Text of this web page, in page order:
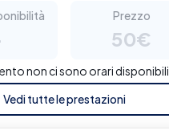
Prezzo
50€
non ci sono orari disponibili
Vedi tutte le prestazioni